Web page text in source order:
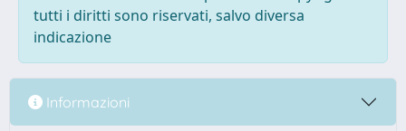
tutti i diritti sono riservati, salvo diversa
indicazione
Informazioni